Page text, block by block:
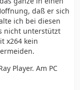
daß er sich
ich bei diesen
nicht unterstützt
x264 kein
Player. Am PC